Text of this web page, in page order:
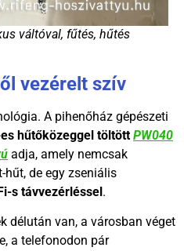
váltóval, fűtés, hűtés
vezérelt szív
A pihenőház gépészeti
hűtőközeggel töltött PW040
adja, amely nemcsak
hűt, de egy zseniális
s távvezérléssel.
délután van, a városban véget
a telefonodon pár